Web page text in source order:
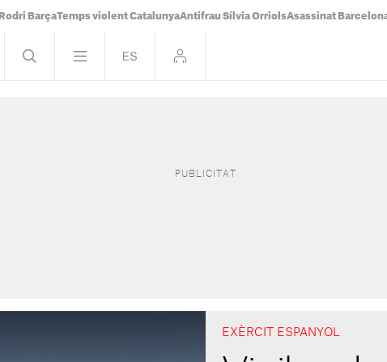
Rodri BarçaTemps violent CatalunyaAntifrau Sílvia OrriolsAsassinat
EXÈRCIT ESPANYOL